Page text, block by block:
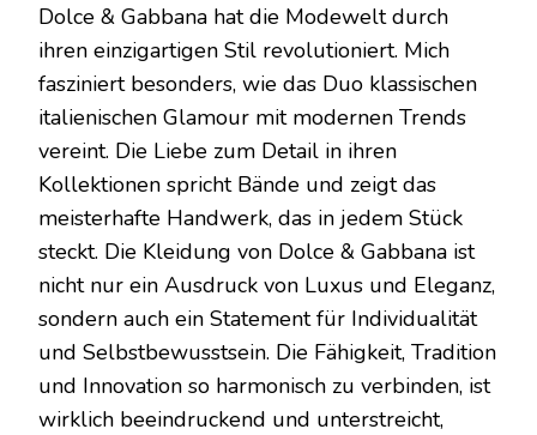
Dolce & Gabbana hat die Modewelt durch
ihren einzigartigen Stil revolutioniert. Mich
fasziniert besonders, wie das Duo klassischen
italienischen Glamour mit modernen Trends
vereint. Die Liebe zum Detail in ihren
Kollektionen spricht Bände und zeigt das
meisterhafte Handwerk, das in jedem Stück
steckt. Die Kleidung von Dolce & Gabbana ist
nicht nur ein Ausdruck von Luxus und Eleganz,
sondern auch ein Statement für Individualität
und Selbstbewusstsein. Die Fähigkeit, Tradition
und Innovation so harmonisch zu verbinden, ist
wirklich beeindruckend und unterstreicht,